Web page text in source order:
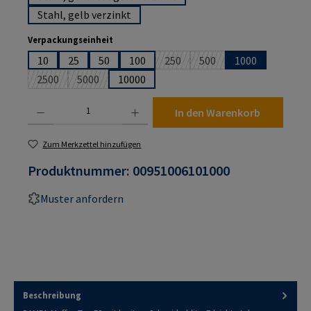
Stahl, gelb verzinkt
Verpackungseinheit
10 25 50 100 250(Diese Option ist zurzeit nicht
500(Diese Option ist zurzeit
1000
2500(Diese Option ist zurzeit nicht verfügbar.)
5000(Diese Option ist zurzeit nicht verfügbar.)
10000
In den Warenkorb
Zum Merkzettel hinzufügen
Produktnummer: 00951006101000
Muster anfordern
Beschreibung